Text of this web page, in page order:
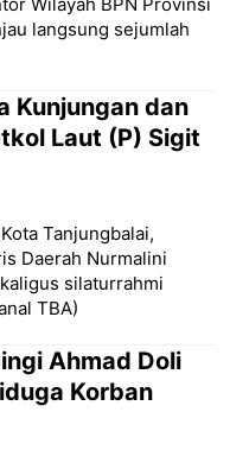
langsung sejumlah
Kunjungan dan
Laut (P) Sigit
Tanjungbalai,
Daerah Nurmalini
silaturrahmi
TBA)
Ahmad Doli
Korban